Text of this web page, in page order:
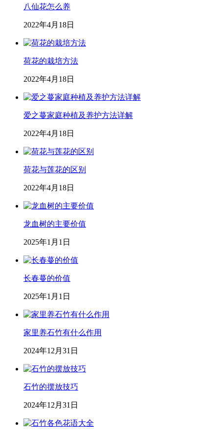
八仙花怎么养
2022年4月18日
荷花的栽培方法
2022年4月18日
爱之蔓家庭种植及养护方法详解
2022年4月18日
荷花与莲花的区别
2022年4月18日
龙血树的主要价值
2025年1月1日
长春蔓的价值
2025年1月1日
家里养石竹有什么作用
2024年12月31日
石竹的摆放技巧
2024年12月31日